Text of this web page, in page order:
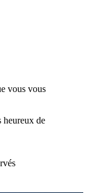
vous vous
de